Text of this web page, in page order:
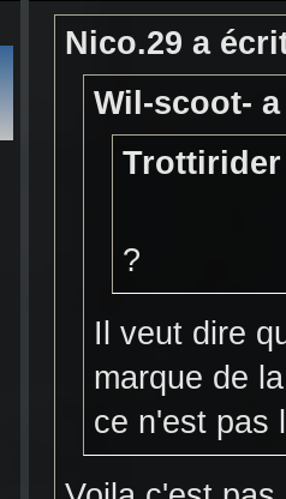
Nico.29 a
Wil-scoot-
?
Il veut dire
marque de
ce n'est pas